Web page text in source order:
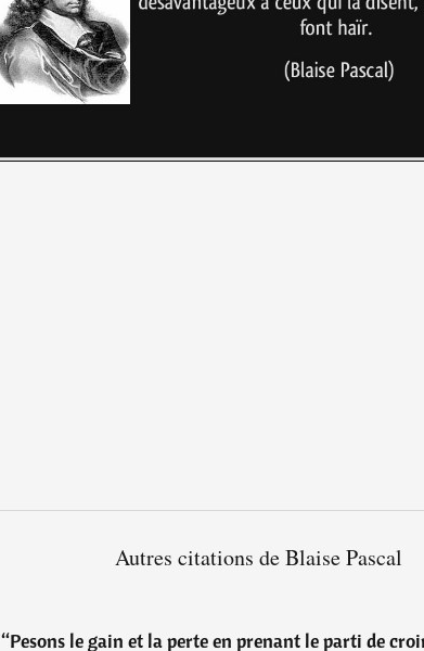
Autres citations de Blaise Pascal
“Pesons le gain et la perte en prenant le parti de